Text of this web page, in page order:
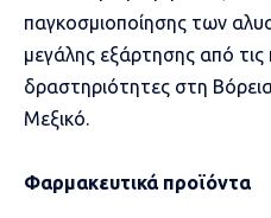
παγκοσμιοποίησης των
μεγάλης εξάρτησης από τις
δραστηριότητες στη
Μεξικό.
Φαρμακευτικά προϊόντα